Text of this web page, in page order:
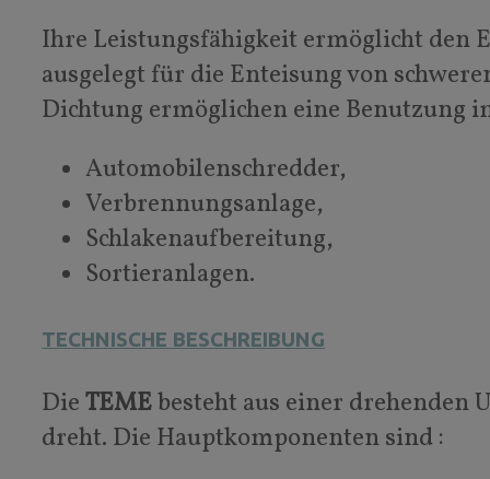
Ihre Leistungsfähigkeit ermöglicht den
ausgelegt für die Enteisung von
Dichtung ermöglichen eine Benutzung
Automobilenschredder,
Verbrennungsanlage,
Schlakenaufbereitung,
Sortieranlagen.
TECHNISCHE BESCHREIBUNG
DieTEMEbesteht aus einer drehenden
dreht. Die Hauptkomponenten sind :